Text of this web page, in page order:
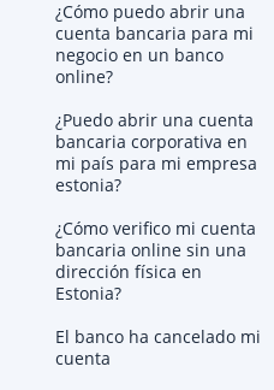
¿Cómo puedo abrir una
cuenta bancaria para mi
negocio en un banco
online?
¿Puedo abrir una cuenta
bancaria corporativa en
mi país para mi empresa
estonia?
¿Cómo verifico mi cuenta
bancaria online sin una
dirección física en
Estonia?
El banco ha cancelado mi
cuenta